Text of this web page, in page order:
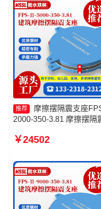
推荐
摩擦摆隔震支座
2000-350-3.81 摩擦摆隔
工厂 摩擦摆隔震支座
座FPSII-9000-350-3.81
工厂
￥24502